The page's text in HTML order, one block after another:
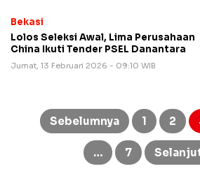
Bekasi
Lolos Seleksi Awal, Lima Perusahaan
China Ikuti Tender PSEL Danantara
Jumat, 13 Februari 2026 - 09:10 WIB
Paginasi
posSebelumnya 1 2
… 7